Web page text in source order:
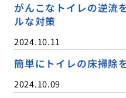
がんこなトイレの逆流
ルな対策
2024.10.11
簡単にトイレの床掃除
2024.10.09